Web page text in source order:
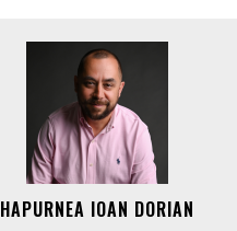
HAPURNEA IOAN DORIAN